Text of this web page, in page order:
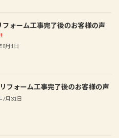
フォーム工事完了後のお客様の声
8月1日
フォーム工事完了後のお客様の声
7月31日